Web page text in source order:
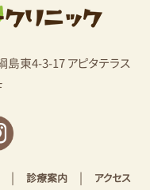
東4-3-17 アピタテラス
診療案内| アクセス